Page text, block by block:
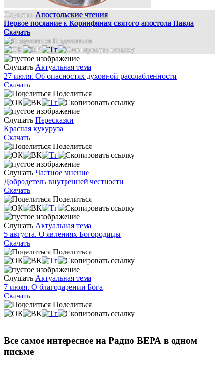
Слушать Апостольские чтения
Первое послание к Коринфянам святого апостола Павла
Скачать
Поделиться
Слушать Актуальная тема
27 июля. Об опасностях духовной расслабленности
Скачать
Поделиться
Слушать Пересказки
Красная кукуруза
Скачать
Поделиться
Слушать Частное мнение
Добродетель внутренней честности
Скачать
Поделиться
Слушать Актуальная тема
5 августа. О явлениях Богородицы
Скачать
Поделиться
Слушать Актуальная тема
7 июля. О благодарении Бога
Скачать
Поделиться
Все самое интересное на Радио ВЕРА в одном
письме